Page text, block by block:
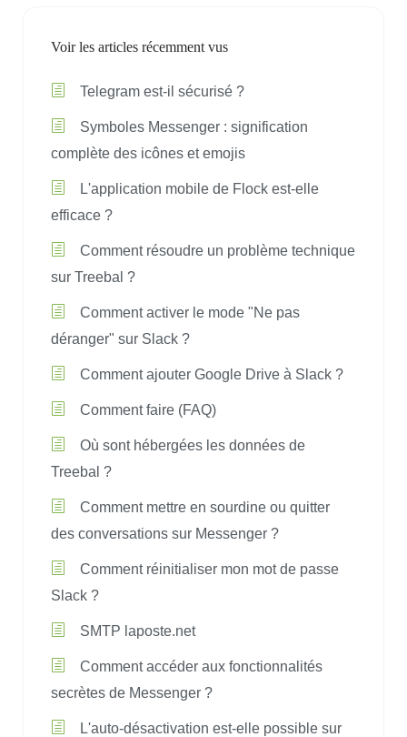
Voir les articles récemment vus
Telegram est-il sécurisé ?
Symboles Messenger : signification
complète des icônes et emojis
L'application mobile de Flock est-elle
efficace ?
Comment résoudre un problème technique
sur Treebal ?
Comment activer le mode "Ne pas
déranger" sur Slack ?
Comment ajouter Google Drive à Slack ?
Comment faire (FAQ)
Où sont hébergées les données de
Treebal ?
Comment mettre en sourdine ou quitter
des conversations sur Messenger ?
Comment réinitialiser mon mot de passe
Slack ?
SMTP laposte.net
Comment accéder aux fonctionnalités
secrètes de Messenger ?
L'auto-désactivation est-elle possible sur